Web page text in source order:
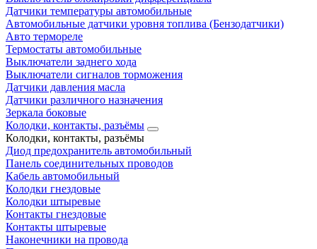
Датчики температуры автомобильные
Автомобильные датчики уровня топлива (Бензодатчики)
Авто термореле
Термостаты автомобильные
Выключатели заднего хода
Выключатели сигналов торможения
Датчики давления масла
Датчики различного назначения
Зеркала боковые
Колодки, контакты, разъёмы
Колодки, контакты, разъёмы
Диод предохранитель автомобильный
Панель соединительных проводов
Кабель автомобильный
Колодки гнездовые
Колодки штыревые
Контакты гнездовые
Контакты штыревые
Наконечники на провода